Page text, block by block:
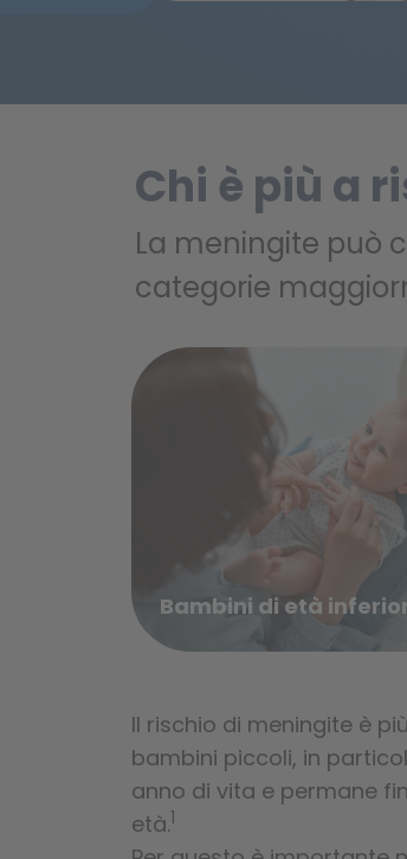
Chi è più a
La meningite può
categorie
Bambini di età
Il rischio di meningite è
bambini piccoli, in
anno di vita e permane
età.1